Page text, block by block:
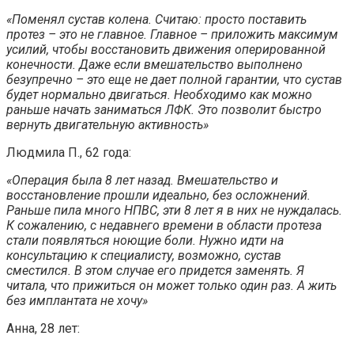
«Поменял сустав колена. Считаю: просто поставить
протез – это не главное. Главное – приложить максимум
усилий, чтобы восстановить движения оперированной
конечности. Даже если вмешательство выполнено
безупречно – это еще не дает полной гарантии, что сустав
будет нормально двигаться. Необходимо как можно
раньше начать заниматься ЛФК. Это позволит быстро
вернуть двигательную активность»
Людмила П., 62 года:
«Операция была 8 лет назад. Вмешательство и
восстановление прошли идеально, без осложнений.
Раньше пила много НПВС, эти 8 лет я в них не нуждалась.
К сожалению, с недавнего времени в области протеза
стали появляться ноющие боли. Нужно идти на
консультацию к специалисту, возможно, сустав
сместился. В этом случае его придется заменять. Я
читала, что прижиться он может только один раз. А жить
без имплантата не хочу»
Анна, 28 лет: